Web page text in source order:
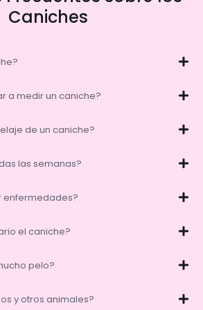
Caniches
a medir un caniche?
de un caniche?
las semanas?
enfermedades?
el caniche?
pelo?
y otros animales?